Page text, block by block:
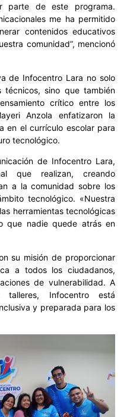
parte de este programa.
me ha permitido
contenidos educativos
comunidad”, mencionó
de Infocentro Lara no solo
técnicos, sino que también
crítico entre los
Anzola enfatizaron la
en el currículo escolar para
tecnológico.
de Infocentro Lara,
que realizan, creando
a la comunidad sobre los
tecnológico. «Nuestra
herramientas tecnológicas
que nadie quede atrás en
su misión de proporcionar
a todos los ciudadanos,
de vulnerabilidad. A
Infocentro está
y preparada para los